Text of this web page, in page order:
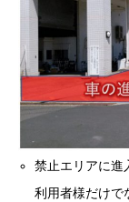
禁止エリアに進
利用者様だけで